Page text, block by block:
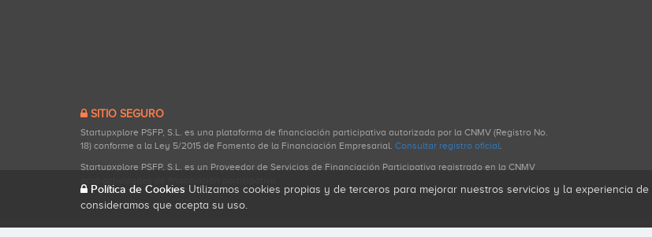
SITIO SEGURO
Startupxplore PSFP, S.L. es una plataforma de financiación participativa autorizada por la CNMV (Registro No.
18) conforme a la Ley 5/2015 de Fomento de la Financiación Empresarial. Consultar registro oficial.
Startupxplore PSFP, S.L. es un Proveedor de Servicios de Financiación Participativa registrado en la CNMV
Política de Cookies Utilizamos cookies propias y de terceros para mejorar nuestros servicios y la experiencia
consideramos que acepta su uso.